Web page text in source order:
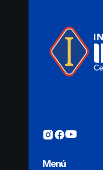
Menú